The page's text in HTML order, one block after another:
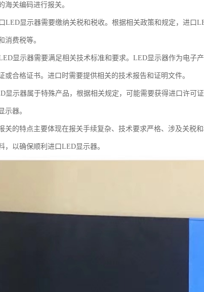
海关编码进行报关。
LED显示器需要缴纳关税和税收。根据相关政策和规定，进口
消费税等。
显示器需要满足相关技术标准和要求。LED显示器作为电子
或合格证书。进口时需要提供相关的技术报告和证明文件。
显示器属于特殊产品，根据相关规定，可能需要获得进口许可
示器。
关的特点主要体现在报关手续复杂、技术要求严格、涉及关税
，以确保顺利进口LED显示器。